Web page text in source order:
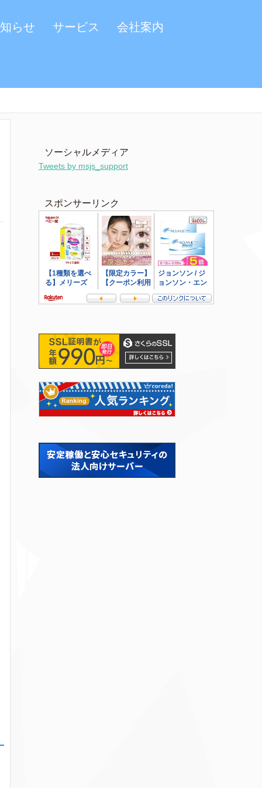
らせ サービス 会社案内
ソーシャルメディア
Tweets by msjs_support
スポンサーリンク